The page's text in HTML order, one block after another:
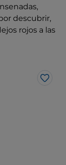
descubrir,
rojos a las
Me